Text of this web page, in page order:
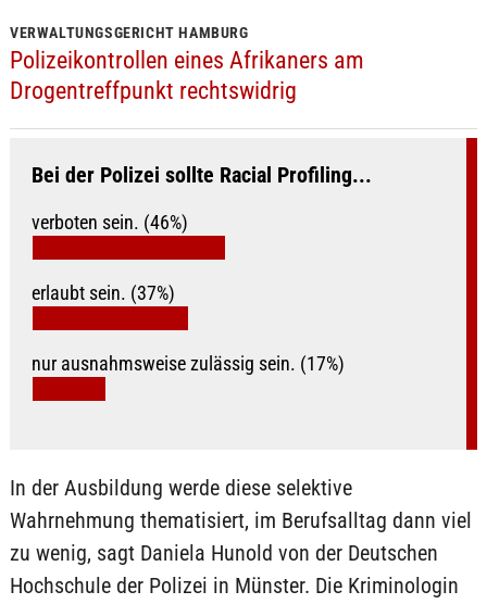
VERWALTUNGSGERICHT HAMBURG
Polizeikontrollen eines Afrikaners am
Drogentreffpunkt rechtswidrig
Bei der Polizei sollte Racial Profiling...
verboten sein. (46%)
erlaubt sein. (37%)
nur ausnahmsweise zulässig sein. (17%)
In der Ausbildung werde diese selektive
Wahrnehmung thematisiert, im Berufsalltag dann viel
zu wenig, sagt Daniela Hunold von der Deutschen
Hochschule der Polizei in Münster. Die Kriminologin